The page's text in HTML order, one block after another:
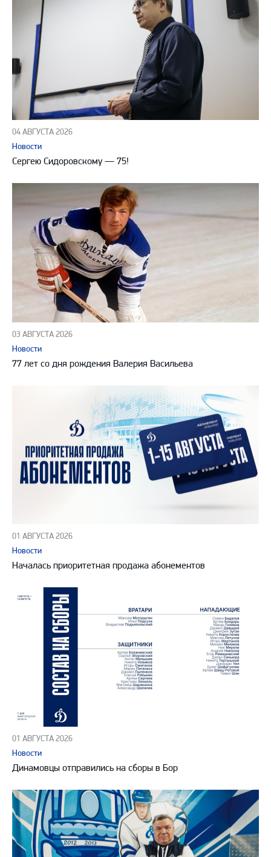
04 АВГУСТА 2026
Новости
Сергею Сидоровскому — 75!
03 АВГУСТА 2026
Новости
77 лет со дня рождения Валерия Васильева
01 АВГУСТА 2026
Новости
Началась приоритетная продажа абонементов
01 АВГУСТА 2026
Новости
Динамовцы отправились на сборы в Бор